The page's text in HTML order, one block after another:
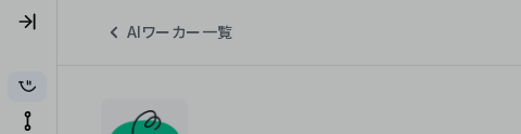
AIワーカー一覧